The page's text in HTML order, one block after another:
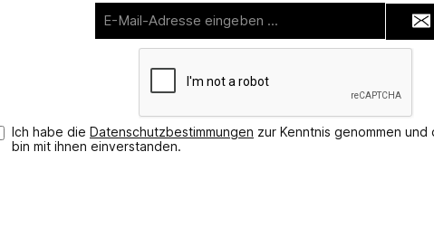
Mail-
Adresse*
Ich habe die Datenschutzbestimmungen zur Kenntnis genommen und
bin mit ihnen einverstanden.